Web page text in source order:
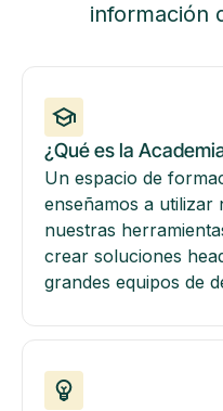
información
¿Qué es la
Un espacio de
enseñamos a utilizar
nuestras
crear soluciones
grandes equipos de